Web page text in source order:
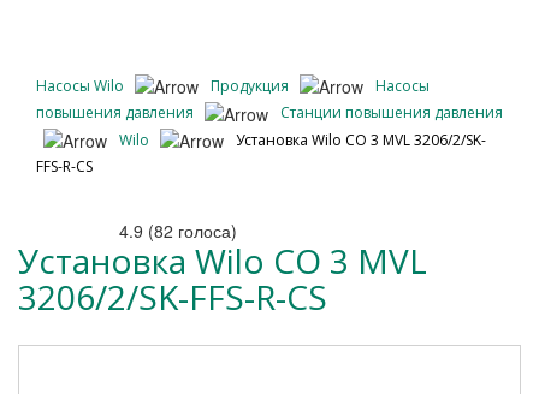
Насосы Wilo Продукция
Насосы
повышения давления
Станции повышения давления
Wilo
Установка Wilo CO 3 MVL 3206/2/SK-
FFS-R-CS
4.9 (82 голоса)
Установка Wilo CO 3 MVL
3206/2/SK-FFS-R-CS